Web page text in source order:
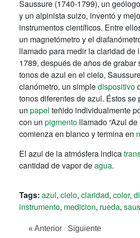
Saussure (1740-1799), un
y un alpinista suizo, inventó y
instrumentos científicos. Entre
un magnetómetro y el
llamado para medir la claridad de
1789, después de años de grabar
tonos de azul en el cielo,
cianómetro, un simpledispositivo
tonos diferentes de azul. Éstos se
un papel teñido individualmente
con un pigmento llamado “Azul de
comienza en blanco y termina en
El azul de la atmósfera indica
cantidad de vapor deagua.
Tags: azul, cielo, claridad, color,
instrumento, medicion, rueda,
« Anterior / Siguiente